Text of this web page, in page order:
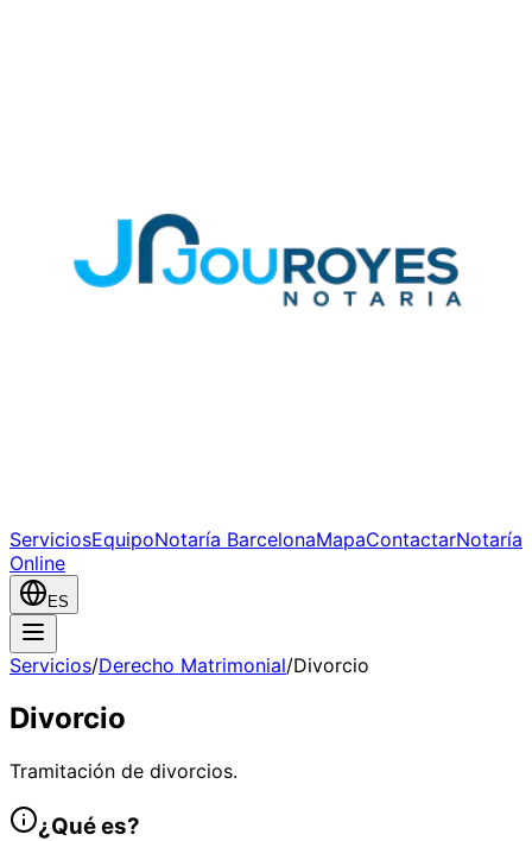
ServiciosEquipoNotaría BarcelonaMapaContactarNotaría
Online
ES
Servicios/Derecho Matrimonial/Divorcio
Divorcio
Tramitación de divorcios.
¿Qué es?